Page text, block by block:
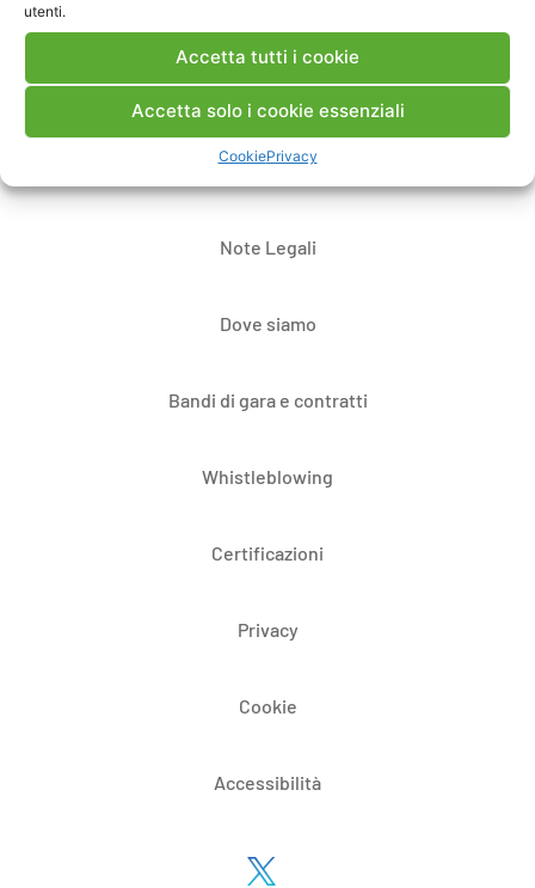
utenti.
Accetta tutti i cookie
Accetta solo i cookie essenziali
CookiePrivacy
Note Legali
Dove siamo
Bandi di gara e contratti
Whistleblowing
Certificazioni
Privacy
Cookie
Accessibilità